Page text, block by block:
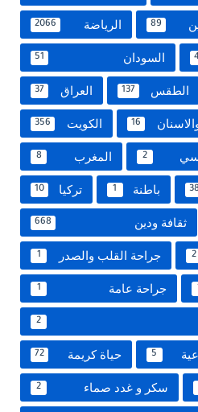
89 الرياضة 2066
السودان 51
الطقس 137 العراق 37
16 الكويت 356
2 المغرب 8
38 باطنة 1 تركيا 10
ثقافة ودين 668
2 جراحة القلب والصدر 1
جراحة عامة 1
2
5 حياة كريمة 72
سكر و غدد صماء 2